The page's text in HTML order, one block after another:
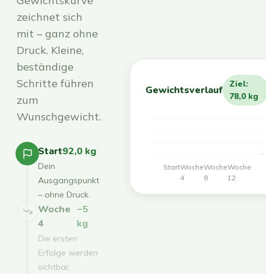
zeichnet sich
mit – ganz ohne
Druck. Kleine,
beständige
Schritte führen
zum
Wunschgewicht.
Start92,0 kg
Dein
Ausgangspunkt
– ohne Druck.
Woche
4
−5
kg
Die ersten
Erfolge werden
sichtbar.
Gewichtsverlauf
Ziel:
78,0 kg
StartWoche
4
Woche
8
Woche
12